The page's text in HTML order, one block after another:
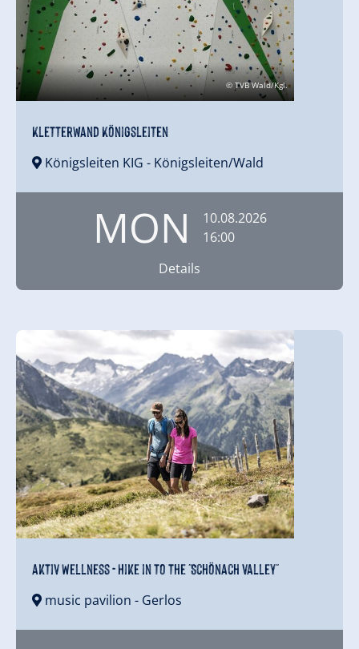
© TVB Wald/Kgl.
Kletterwand Königsleiten
Königsleiten KIG - Königsleiten/Wald
MON
10.08.2026
16:00
Details
aktiv Wellness - Hike in to the "Schönach valley"
music pavilion - Gerlos